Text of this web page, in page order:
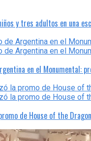
y tres adultos en una
en el Monumental:
de House of the